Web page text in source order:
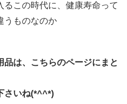
るこの時代に、健康寿命って
うものなのか
品は、こちらのページにまと
さいね(*^^*)